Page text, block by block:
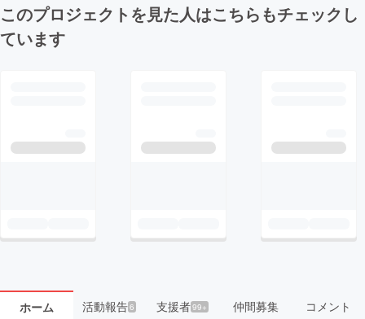
このプロジェクトを見た人はこちらもチェックし
ています
ホーム 活動報告6 支援者99+ 仲間募集 コメント